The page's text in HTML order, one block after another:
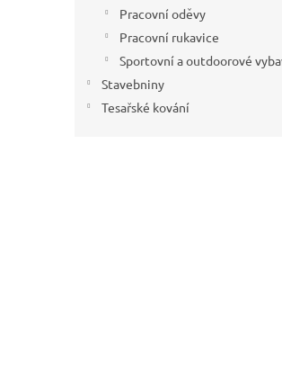
Pracovní oděvy
Pracovní rukavice
Sportovní a outdoorové
Stavebniny
Tesařské kování